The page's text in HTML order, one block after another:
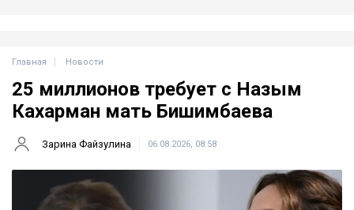
Главная Новости
25 миллионов требует с Назым
Кахарман мать Бишимбаева
Зарина Файзулина 06.08.2026, 08:58